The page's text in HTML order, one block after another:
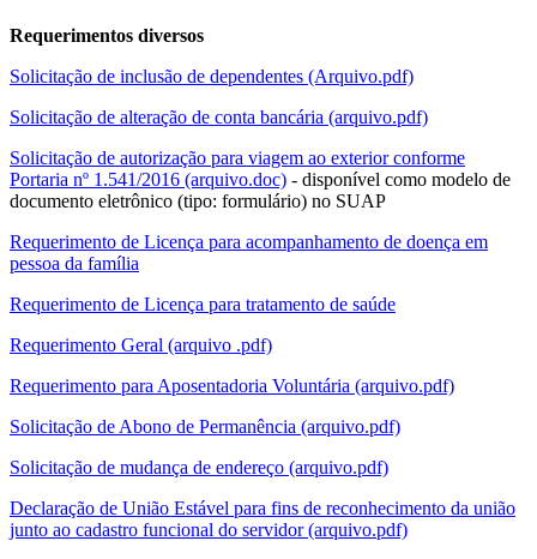
Requerimentos diversos
Solicitação de inclusão de dependentes (Arquivo.pdf)
Solicitação de alteração de conta bancária (arquivo.pdf)
Solicitação de autorização para viagem ao exterior conforme
Portaria nº 1.541/2016 (arquivo.doc) - disponível como modelo de
documento eletrônico (tipo: formulário) no SUAP
Requerimento de Licença para acompanhamento de doença em
pessoa da família
Requerimento de Licença para tratamento de saúde
Requerimento Geral (arquivo .pdf)
Requerimento para Aposentadoria Voluntária (arquivo.pdf)
Solicitação de Abono de Permanência (arquivo.pdf)
Solicitação de mudança de endereço (arquivo.pdf)
Declaração de União Estável para fins de reconhecimento da união
junto ao cadastro funcional do servidor (arquivo.pdf)